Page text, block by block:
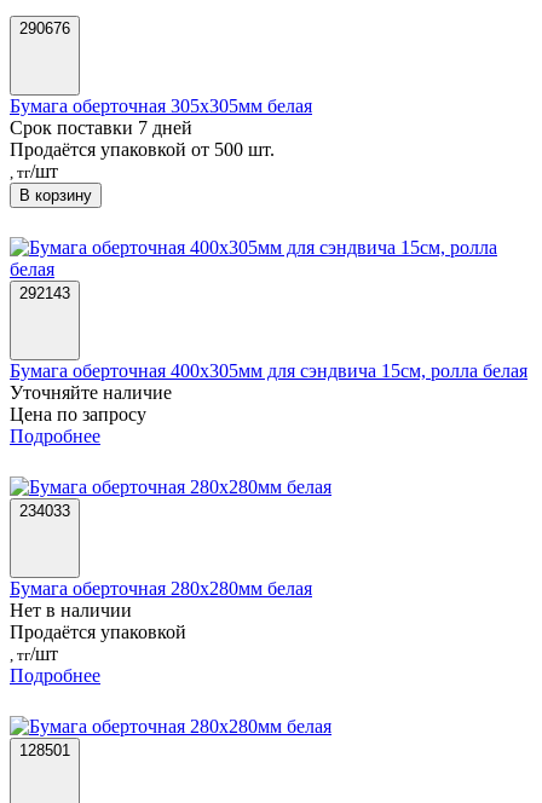
290676
Бумага оберточная 305х305мм белая
Срок поставки 7 дней
Продаётся упаковкой от 500 шт.
, тг/шт
В корзину
292143
Бумага оберточная 400х305мм для сэндвича 15см, ролла белая
Уточняйте наличие
Цена по запросу
Подробнее
234033
Бумага оберточная 280х280мм белая
Нет в наличии
Продаётся упаковкой
, тг/шт
Подробнее
128501